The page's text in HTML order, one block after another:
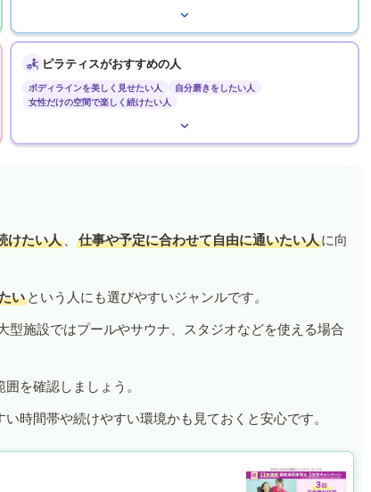
ピラティスがおすすめの人
ボディラインを美しく見せたい人
自分磨きをしたい人
女性だけの空間で楽しく続けたい人
けたい人 、 仕事や予定に合わせて自由に通いたい人に向
い という人にも選びやすいジャンルです。
施設ではプールやサウナ、スタジオなどを使える場合
を確認しましょう。
時間帯や続けやすい環境かも見ておくと安心です。